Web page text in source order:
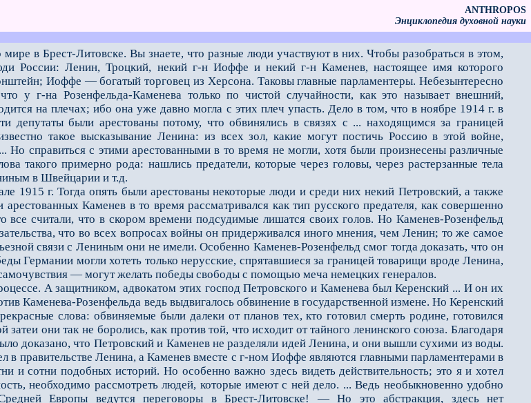
ANTHROPOS
Энциклопедия духовной науки
в Брест-Литовске. Вы знаете, что разные люди участвуют в них. Чтобы разобраться в этом,
России: Ленин, Троцкий, некий г-н Иоффе и некий г-н Каменев, настоящее имя которого
Иоффе — богатый торговец из Херсона. Таковы главные парламентeры. Небезынтересно
у г-на Розенфельда-Каменева только по чистой случайности, как это называет внешний,
на плечах; ибо она уже давно могла с этих плеч упасть. Дело в том, что в ноябре 1914 г. в
депутаты были арестованы потому, что обвинялись в связях с ... находящимся за границей
такое высказывание Ленина: из всех зол, какие могут постичь Россию в этой войне,
Но справиться с этими арестованными в то время не могли, хотя были произнесены различные
такого примерно рода: нашлись предатели, которые через головы, через растерзанные тела
в Швейцарии и т.д.
г. Тогда опять были арестованы некоторые люди и среди них некий Петровский, а также
Каменев в то время рассматривался как тип русского предателя, как совершенно
все считали, что в скором времени подсудимые лишатся своих голов. Но Каменев-Розенфельд
что во всех вопросах войны он придерживался иного мнения, чем Ленин; то же самое
связи с Лениным они не имели. Особенно Каменев-Розенфельд смог тогда доказать, что он
Германии могли хотеть только нерусские, спрятавшиеся за границей товарищи вроде Ленина,
— могут желать победы свободы с помощью меча немецких генералов.
А защитником, адвокатом этих господ Петровского и Каменева был Керенский ... И он их
Каменева-Розенфельда ведь выдвигалось обвинение в государственной измене. Но Керенский
слова: обвиняемые были далеки от планов тех, кто готовил смерть родине, готовился
они так не боролись, как против той, что исходит от тайного ленинского союза. Благодаря
доказано, что Петровский и Каменев не разделяли идей Ленина, и они вышли сухими из воды.
правительстве Ленина, а Каменев вместе с г-ном Иоффе являются главными парламентeрами в
и сотни подобных историй. Но особенно важно здесь видеть действительность; это я и хотел
необходимо рассмотреть людей, которые имеют с ней дело. ... Ведь необыкновенно удобно
Европы ведутся переговоры в Брест-Литовске! — Но это абстракция, здесь нет